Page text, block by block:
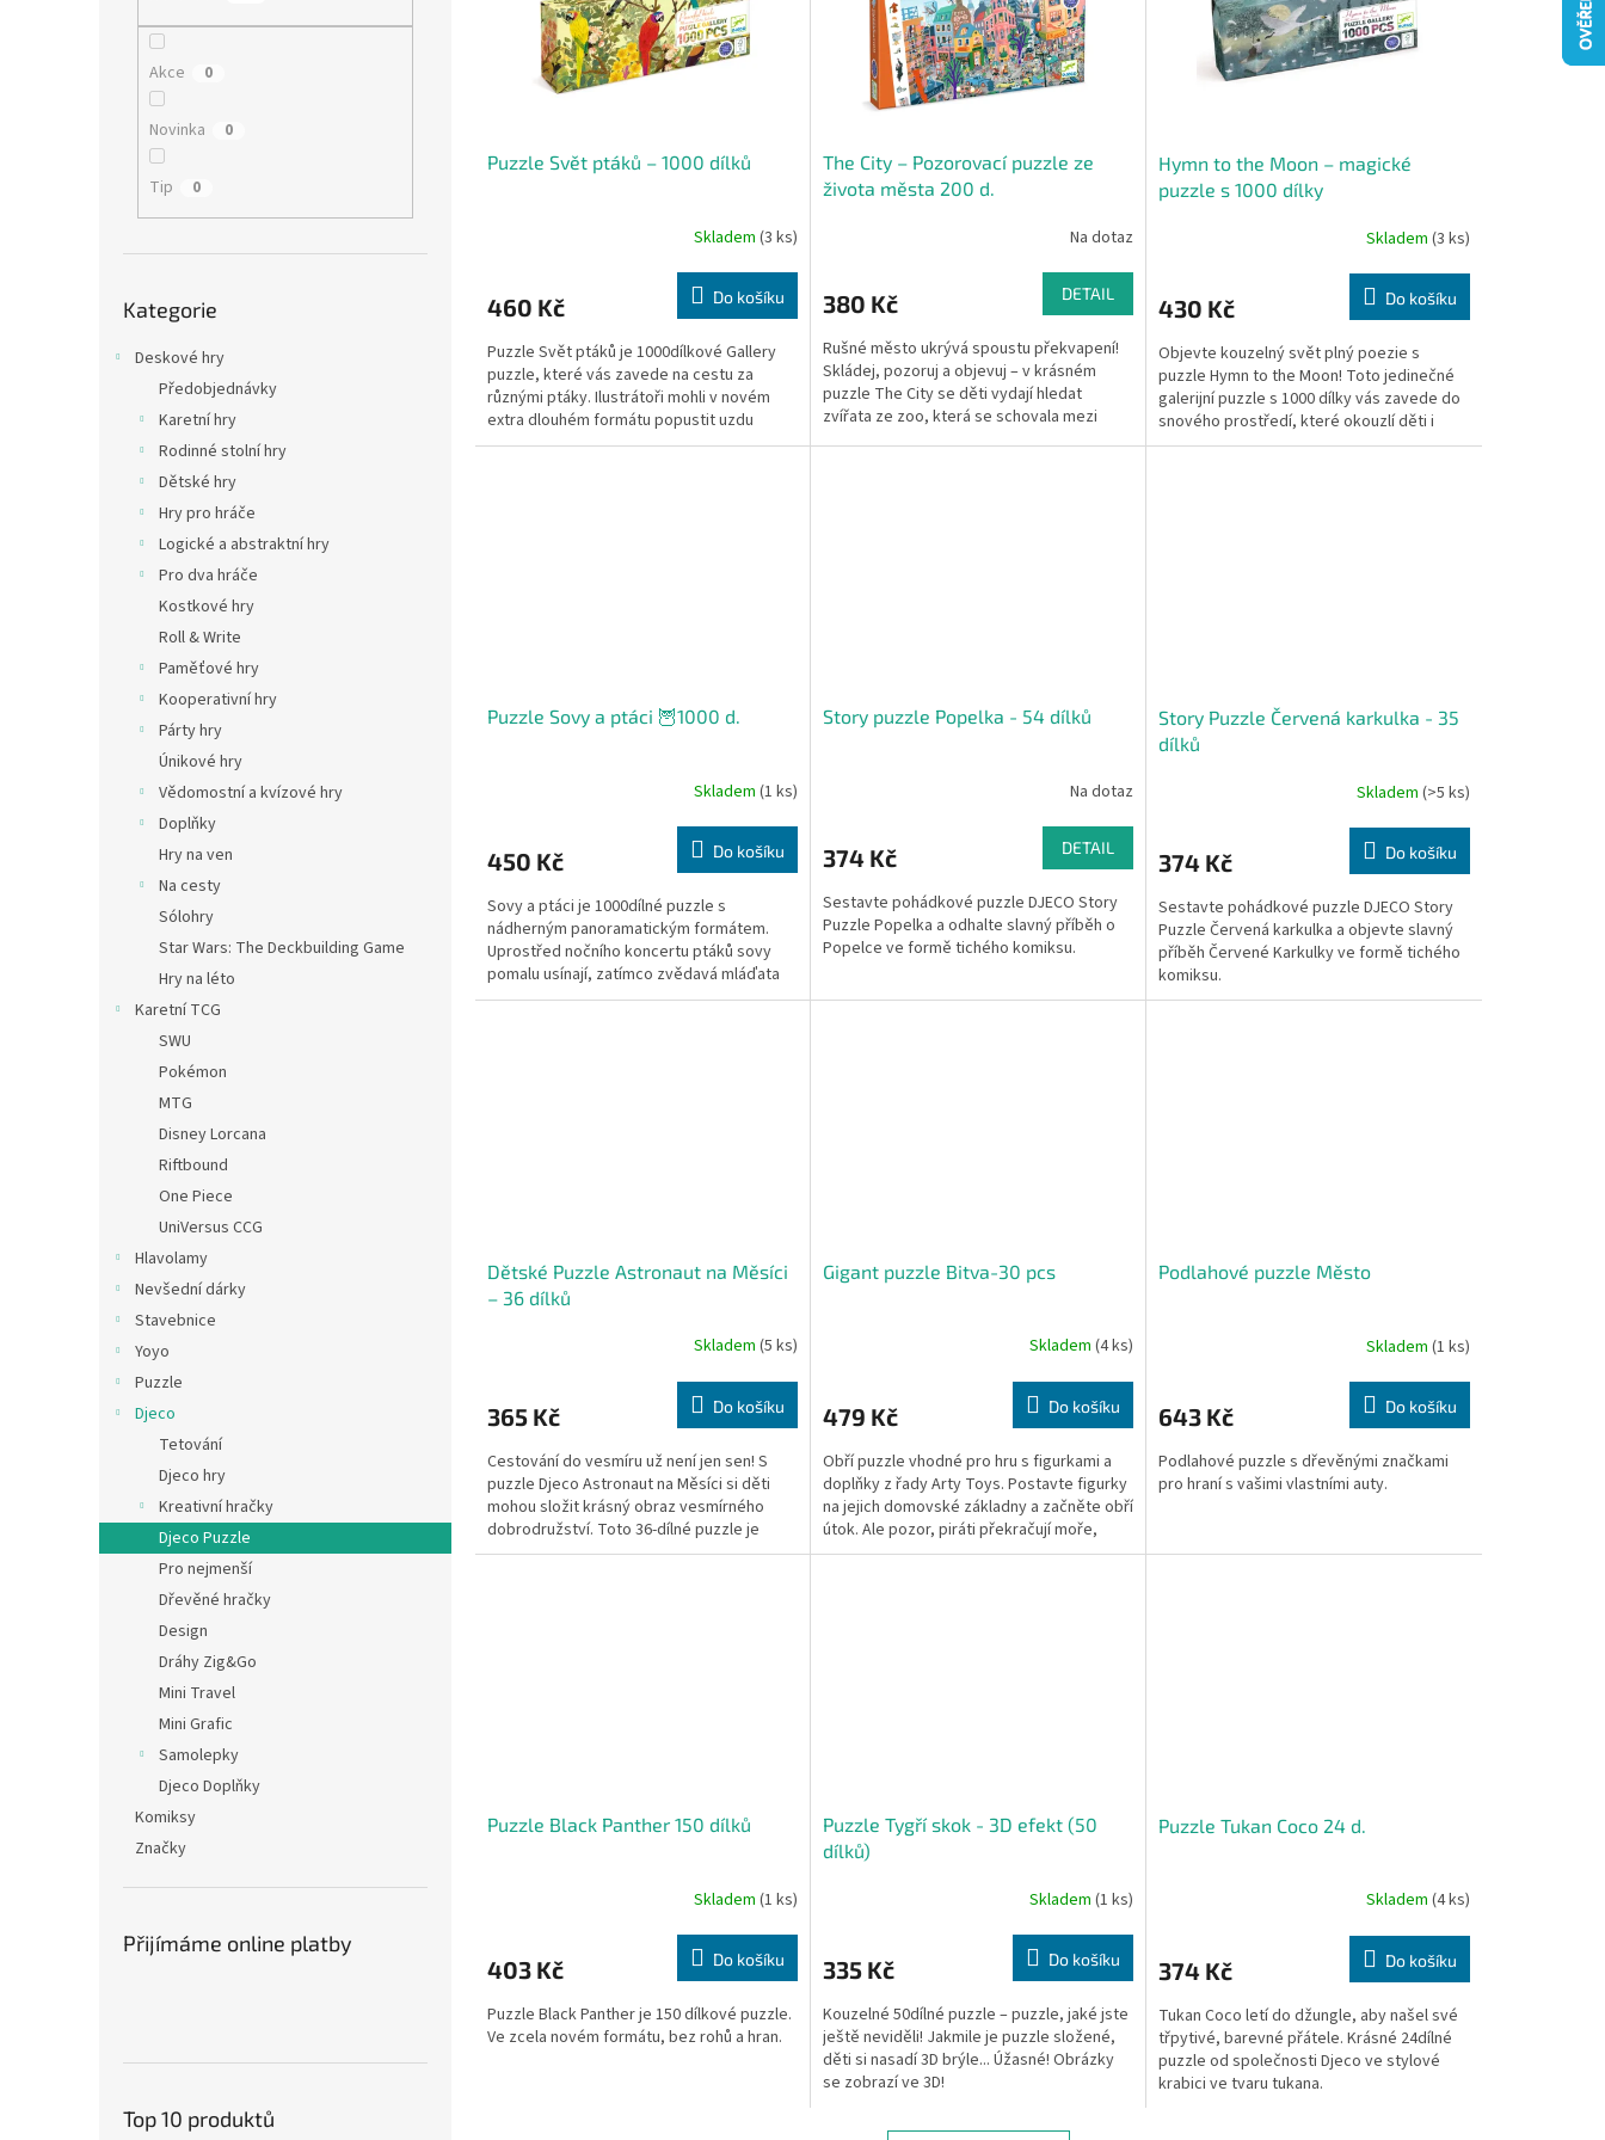
Akce 0
Novinka 0
Tip 0
kategorie
Kategorie
Deskové hry
Předobjednávky
Karetní hry
Rodinné stolní hry
Dětské hry
Hry pro hráče
Logické a abstraktní hry
Pro dva hráče
Kostkové hry
Roll & Write
Paměťové hry
Kooperativní hry
Párty hry
Únikové hry
Vědomostní a kvízové hry
Doplňky
Hry na ven
Na cesty
Sólohry
Star Wars: The Deckbuilding Game
Hry na léto
Karetní TCG
SWU
Pokémon
MTG
Disney Lorcana
Riftbound
One Piece
UniVersus CCG
Hlavolamy
Nevšední dárky
Stavebnice
Yoyo
Puzzle
Djeco
Tetování
Djeco hry
Kreativní hračky
Djeco Puzzle
Pro nejmenší
Dřevěné hračky
Design
Dráhy Zig&Go
Mini Travel
Mini Grafic
Samolepky
Djeco Doplňky
Komiksy
Značky
Přijímáme online platby
Top 10 produktů
Puzzle Svět ptáků – 1000 dílků
Skladem (3 ks)
460 Kč Do košíku
Puzzle Svět ptáků je 1000dílkové Gallery
puzzle, které vás zavede na cestu za
různými ptáky. Ilustrátoři mohli v novém
extra dlouhém formátu popustit uzdu
kreativitě. Zábavný...
The City – Pozorovací puzzle ze
života města 200 d.
Na dotaz
380 Kč DETAIL
Rušné město ukrývá spoustu překvapení!
Skládej, pozoruj a objevuj – v krásném
puzzle The City se děti vydají hledat
zvířata ze zoo, která se schovala mezi
městským ruchem.
Hymn to the Moon – magické
puzzle s 1000 dílky
Skladem (3 ks)
430 Kč Do košíku
Objevte kouzelný svět plný poezie s
puzzle Hymn to the Moon! Toto jedinečné
galerijní puzzle s 1000 dílky vás zavede do
snového prostředí, které okouzlí děti i
dospělé....
Puzzle Sovy a ptáci 🦉1000 d.
Skladem (1 ks)
450 Kč Do košíku
Sovy a ptáci je 1000dílné puzzle s
nádherným panoramatickým formátem.
Uprostřed nočního koncertu ptáků sovy
pomalu usínají, zatímco zvědavá mláďata
vykukují ze svých úkrytů....
Story puzzle Popelka - 54 dílků
Na dotaz
374 Kč DETAIL
Sestavte pohádkové puzzle DJECO Story
Puzzle Popelka a odhalte slavný příběh o
Popelce ve formě tichého komiksu.
Story Puzzle Červená karkulka - 35
dílků
Skladem (>5 ks)
374 Kč Do košíku
Sestavte pohádkové puzzle DJECO Story
Puzzle Červená karkulka a objevte slavný
příběh Červené Karkulky ve formě tichého
komiksu.
Dětské Puzzle Astronaut na Měsíci
– 36 dílků
Skladem (5 ks)
365 Kč Do košíku
Cestování do vesmíru už není jen sen! S
puzzle Djeco Astronaut na Měsíci si děti
mohou složit krásný obraz vesmírného
dobrodružství. Toto 36-dílné puzzle je
ideální pro menší...
Gigant puzzle Bitva-30 pcs
Skladem (4 ks)
479 Kč Do košíku
Obří puzzle vhodné pro hru s figurkami a
doplňky z řady Arty Toys. Postavte figurky
na jejich domovské základny a začněte obří
útok. Ale pozor, piráti překračují moře,
aby...
Podlahové puzzle Město
Skladem (1 ks)
643 Kč Do košíku
Podlahové puzzle s dřevěnými značkami
pro hraní s vašimi vlastními auty.
Puzzle Black Panther 150 dílků
Skladem (1 ks)
403 Kč Do košíku
Puzzle Black Panther je 150 dílkové puzzle.
Ve zcela novém formátu, bez rohů a hran.
Puzzle Tygří skok - 3D efekt (50
dílků)
Skladem (1 ks)
335 Kč Do košíku
Kouzelné 50dílné puzzle – puzzle, jaké jste
ještě neviděli! Jakmile je puzzle složené,
děti si nasadí 3D brýle... Úžasné! Obrázky
se zobrazí ve 3D!
Puzzle Tukan Coco 24 d.
Skladem (4 ks)
374 Kč Do košíku
Tukan Coco letí do džungle, aby našel své
třpytivé, barevné přátele. Krásné 24dílné
puzzle od společnosti Djeco ve stylové
krabici ve tvaru tukana.